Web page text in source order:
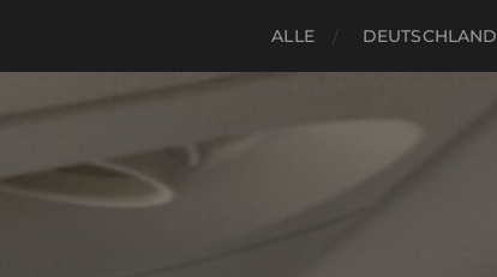
ALLE DEUTSCHLAND